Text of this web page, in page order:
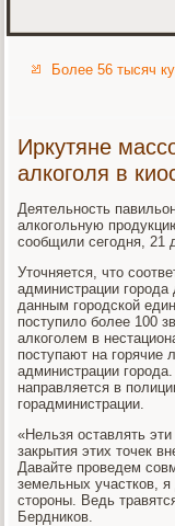
Более 56 тысяч
Иркутяне
алкоголя в
Деятельность
алкогольную
сообщили сегодня, 21
Уточняется, что
администрации
данным городской
поступило более 100
алкоголем в
поступают на горячие
администрации
направляется в
горадминистрации.
«Нельзя оставлять
закрытия этих точек
Давайте проведем
земельных участков,
стороны. Ведь
Бердников.